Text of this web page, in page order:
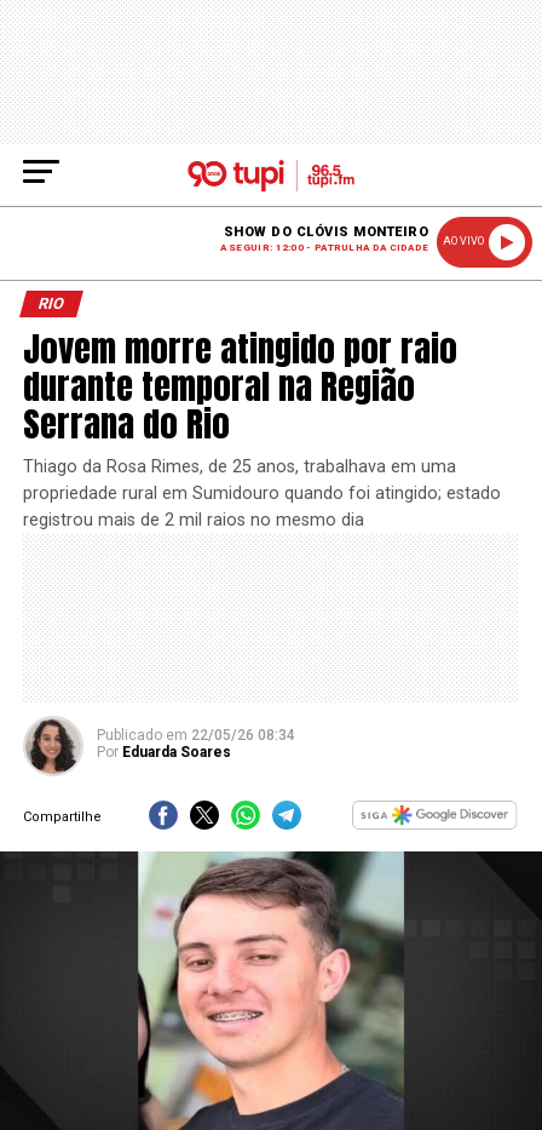
SHOW DO CLÓVIS MONTEIRO
A SEGUIR: 12:00 - PATRULHA DA CIDADE
AO VIVO
RIO
Jovem morre atingido por raio
durante temporal na Região
Serrana do Rio
Thiago da Rosa Rimes, de 25 anos, trabalhava em uma
propriedade rural em Sumidouro quando foi atingido; estado
registrou mais de 2 mil raios no mesmo dia
Publicado em 22/05/26 08:34
Por Eduarda Soares
Compartilhe